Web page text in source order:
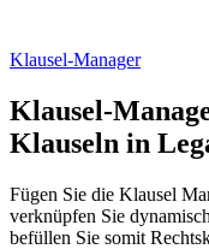
Klausel-Manager
Klausel-
Klauseln in
Fügen Sie die Klausel
verknüpfen Sie
befüllen Sie somit